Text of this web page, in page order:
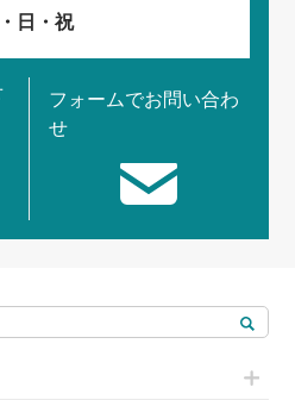
日・祝
フォームでお問い合わ
せ